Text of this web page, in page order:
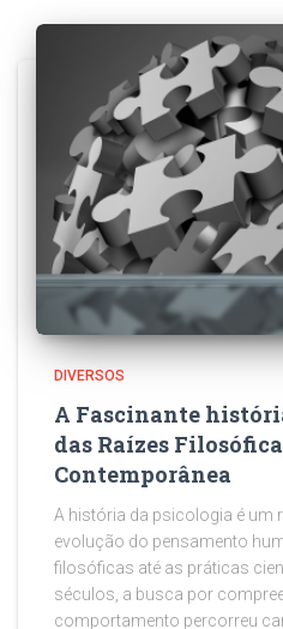
DIVERSOS
A Fascinante
das Raízes
Contemporânea
A história da psicologia é um
evolução do pensamento
filosóficas até as práticas
séculos, a busca por
comportamento percorreu